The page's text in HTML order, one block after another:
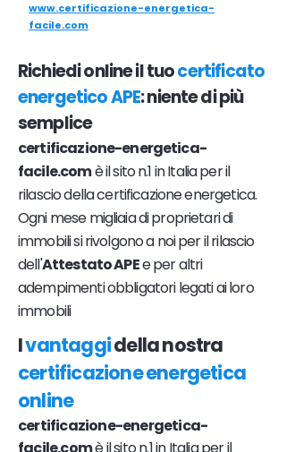
www.certificazione-energetica-
facile.com
Richiedi online il tuocertificato
energetico APE: niente di più
semplice
certificazione-energetica-
facile.comè il sito n.1 in Italia per il
rilascio della certificazione energetica.
Ogni mese migliaia di proprietari di
immobili si rivolgono a noi per il rilascio
dell'Attestato APEe per altri
adempimenti obbligatori legati ai loro
immobili
Ivantaggidella nostra
certificazione energetica
online
certificazione-energetica-